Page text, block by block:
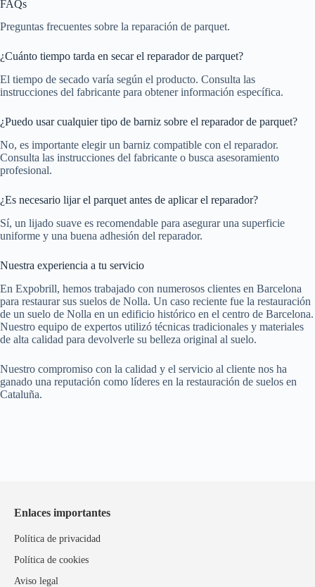
FAQs
Preguntas frecuentes sobre la reparación de parquet.
¿Cuánto tiempo tarda en secar el reparador de parquet?
El tiempo de secado varía según el producto. Consulta las
instrucciones del fabricante para obtener información específica.
¿Puedo usar cualquier tipo de barniz sobre el reparador de parquet?
No, es importante elegir un barniz compatible con el reparador.
Consulta las instrucciones del fabricante o busca asesoramiento
profesional.
¿Es necesario lijar el parquet antes de aplicar el reparador?
Sí, un lijado suave es recomendable para asegurar una superficie
uniforme y una buena adhesión del reparador.
Nuestra experiencia a tu servicio
En Expobrill, hemos trabajado con numerosos clientes en Barcelona
para restaurar sus suelos de Nolla. Un caso reciente fue la restauración
de un suelo de Nolla en un edificio histórico en el centro de Barcelona.
Nuestro equipo de expertos utilizó técnicas tradicionales y materiales
de alta calidad para devolverle su belleza original al suelo.
Nuestro compromiso con la calidad y el servicio al cliente nos ha
ganado una reputación como líderes en la restauración de suelos en
Cataluña.
Enlaces importantes
Política de privacidad
Política de cookies
Aviso legal